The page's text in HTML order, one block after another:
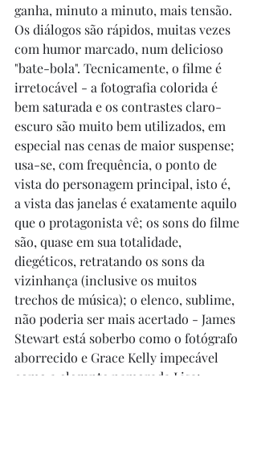
ganha, minuto a minuto, mais tensão.
Os diálogos são rápidos, muitas vezes
com humor marcado, num delicioso
"bate-bola". Tecnicamente, o filme é
irretocável - a fotografia colorida é
bem saturada e os contrastes claro-
escuro são muito bem utilizados, em
especial nas cenas de maior suspense;
usa-se, com frequência, o ponto de
vista do personagem principal, isto é,
a vista das janelas é exatamente aquilo
que o protagonista vê; os sons do filme
são, quase em sua totalidade,
diegéticos, retratando os sons da
vizinhança (inclusive os muitos
trechos de música); o elenco, sublime,
não poderia ser mais acertado - James
Stewart está soberbo como o fotógrafo
aborrecido e Grace Kelly impecável
como a elegante namorada Lisa;